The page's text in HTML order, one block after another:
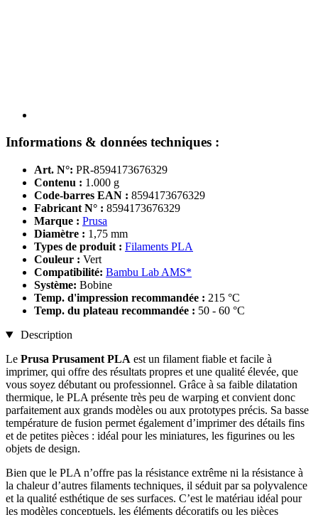
Informations & données techniques :
Art. N°: PR-8594173676329
Contenu : 1.000 g
Code-barres EAN : 8594173676329
Fabricant N° : 8594173676329
Marque : Prusa
Diamètre : 1,75 mm
Types de produit : Filaments PLA
Couleur : Vert
Compatibilité: Bambu Lab AMS*
Système: Bobine
Temp. d'impression recommandée : 215 °C
Temp. du plateau recommandée : 50 - 60 °C
Description
Le Prusa Prusament PLA est un filament fiable et facile à
imprimer, qui offre des résultats propres et une qualité élevée, que
vous soyez débutant ou professionnel. Grâce à sa faible dilatation
thermique, le PLA présente très peu de warping et convient donc
parfaitement aux grands modèles ou aux prototypes précis. Sa basse
température de fusion permet également d’imprimer des détails fins
et de petites pièces : idéal pour les miniatures, les figurines ou les
objets de design.
Bien que le PLA n’offre pas la résistance extrême ni la résistance à
la chaleur d’autres filaments techniques, il séduit par sa polyvalence
et la qualité esthétique de ses surfaces. C’est le matériau idéal pour
les modèles conceptuels, les éléments décoratifs ou les pièces